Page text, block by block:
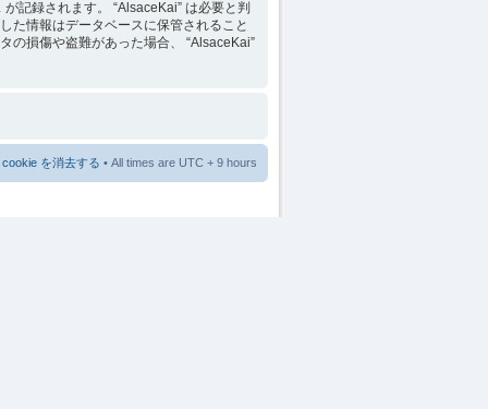
記録されます。 “AlsaceKai” は必要と判
た情報はデータベースに保管されること
の損傷や盗難があった場合、 “AlsaceKai”
を消去する • All times are UTC + 9 hours